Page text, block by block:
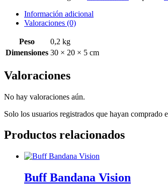
Información adicional
Valoraciones (0)
Peso
0,2 kg
Dimensiones 30 × 20 × 5 cm
Valoraciones
No hay valoraciones aún.
Solo los usuarios registrados que hayan comprado
Productos relacionados
Buff Bandana Vision